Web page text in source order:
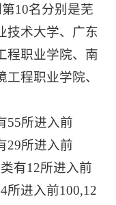
10名分别是芜
技术大学、广东
程职业学院、南
程职业学院、
55所进入前
29所进入前
有12所进入前
所进入前100,12